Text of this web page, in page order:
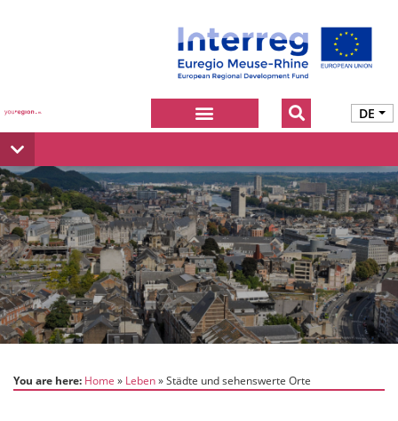
DE
You are here: Home Leben Städte und sehenswerte Orte